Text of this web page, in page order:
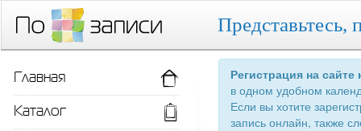
Представьтесь,
Регистрация на
в одном удобном
Если вы хотите
запись онлайн, также
Главная
Каталог